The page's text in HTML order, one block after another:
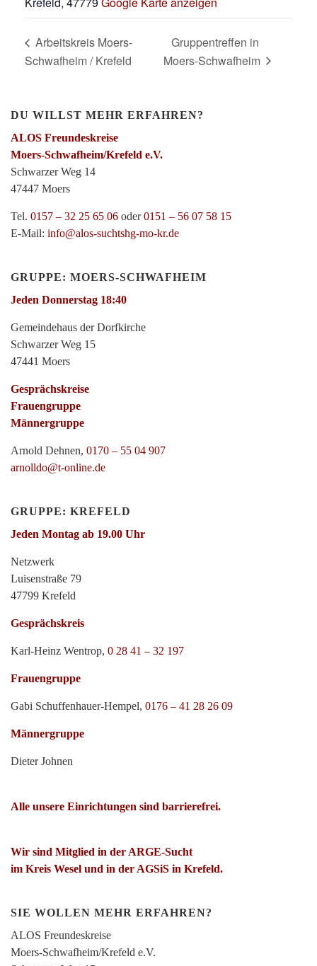
Arbeitskreis Moers-
Schwafheim / Krefeld
Gruppentreffen in
Moers-Schwafheim
DU WILLST MEHR ERFAHREN?
ALOS Freundeskreise
Moers-Schwafheim/Krefeld e.V.
Schwarzer Weg 14
47447 Moers
Tel. 0157 – 32 25 65 06 oder0151 – 56 07 58 15
E-Mail: info@alos-suchtshg-mo-kr.de
GRUPPE: MOERS-SCHWAFHEIM
Jeden Donnerstag 18:40
Gemeindehaus der Dorfkirche
Schwarzer Weg 15
47441 Moers
Gesprächskreise
Frauengruppe
Männergruppe
Arnold Dehnen, 0170 – 55 04 907
arnolldo@t-online.de
GRUPPE: KREFELD
Jeden Montag ab 19.00 Uhr
Netzwerk
Luisenstraße 79
47799 Krefeld
Gesprächskreis
Karl-Heinz Wentrop, 0 28 41 – 32 197
Frauengruppe
Gabi Schuffenhauer-Hempel, 0176 – 41 28 26 09
Männergruppe
Dieter Johnen
Alle unsere Einrichtungen sind barrierefrei.
Wir sind Mitglied in der ARGE-Sucht
im Kreis Wesel und in der AGSiS in Krefeld.
SIE WOLLEN MEHR ERFAHREN?
ALOS Freundeskreise
Moers-Schwafheim/Krefeld e.V.